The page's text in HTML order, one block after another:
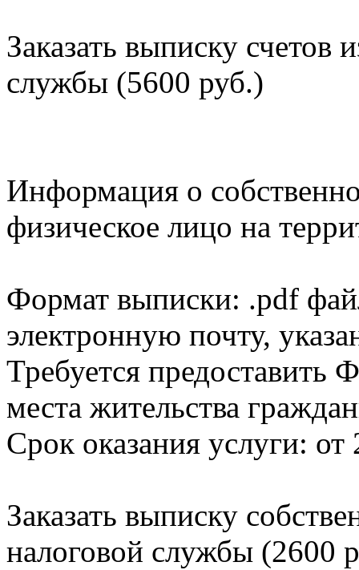
Заказать выписку счетов
службы (5600 руб.)
Информация о
физическое лицо на
Формат выписки: .pdf
электронную почту,
Требуется
места жительства
Срок оказания услуги: от
Заказать выписку
налоговой службы (2600